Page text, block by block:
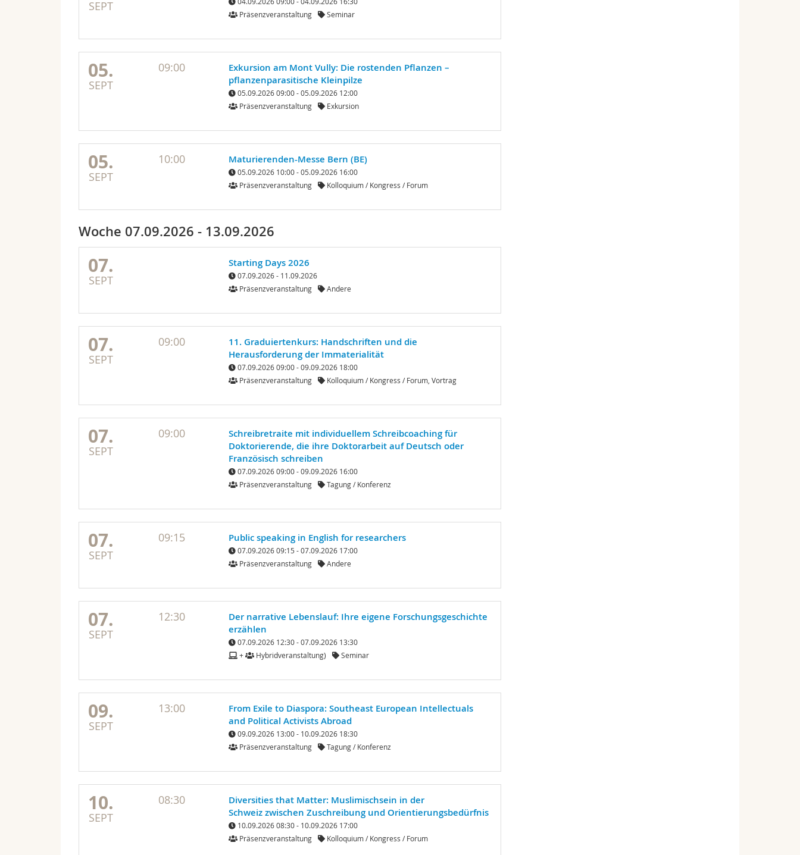
SEPT
Präsenzveranstaltung
Seminar
05.
SEPT
09:00
Exkursion am Mont Vully: Die rostenden Pflanzen –
pflanzenparasitische Kleinpilze
05.09.2026 09:00 - 05.09.2026 12:00
Präsenzveranstaltung
Exkursion
05.
SEPT
10:00 Maturierenden-Messe Bern (BE)
05.09.2026 10:00 - 05.09.2026 16:00
Präsenzveranstaltung
Kolloquium / Kongress / Forum
Woche 07.09.2026 - 13.09.2026
07.
SEPT
Starting Days 2026
07.09.2026 - 11.09.2026
Präsenzveranstaltung
Andere
07.
SEPT
09:00
11. Graduiertenkurs: Handschriften und die
Herausforderung der Immaterialität
07.09.2026 09:00 - 09.09.2026 18:00
Präsenzveranstaltung
Kolloquium / Kongress / Forum, Vortrag
07.
SEPT
09:00
Schreibretraite mit individuellem Schreibcoaching für
Doktorierende, die ihre Doktorarbeit auf Deutsch oder
Französisch schreiben
07.09.2026 09:00 - 09.09.2026 16:00
Präsenzveranstaltung
Tagung / Konferenz
07.
SEPT
09:15 Public speaking in English for researchers
07.09.2026 09:15 - 07.09.2026 17:00
Präsenzveranstaltung
Andere
07.
SEPT
12:30
Der narrative Lebenslauf: Ihre eigene Forschungsgeschichte
erzählen
07.09.2026 12:30 - 07.09.2026 13:30
+
Hybridveranstaltung) Seminar
09.
SEPT
13:00
From Exile to Diaspora: Southeast European Intellectuals
and Political Activists Abroad
09.09.2026 13:00 - 10.09.2026 18:30
Präsenzveranstaltung
Tagung / Konferenz
10.
SEPT
08:30
Diversities that Matter: Muslimischsein in der
Schweiz zwischen Zuschreibung und Orientierungsbedürfnis
10.09.2026 08:30 - 10.09.2026 17:00
Präsenzveranstaltung
Kolloquium / Kongress / Forum